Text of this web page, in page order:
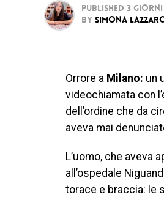
Published 3 giorni
By Simona
Orrore a Milano: un
videochiamata con
dell’ordine che da
aveva mai
L’uomo, che aveva
all’ospedale
torace e braccia: le